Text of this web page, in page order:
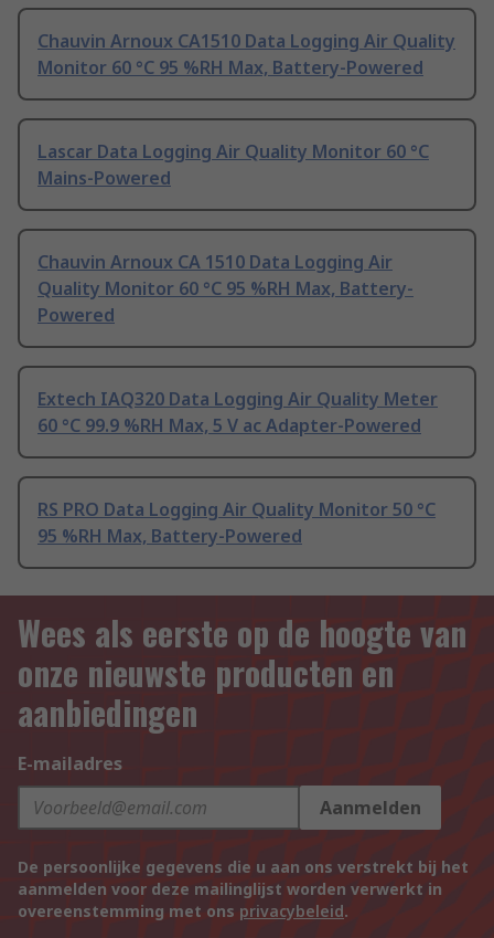
Chauvin Arnoux CA1510 Data Logging Air Quality
Monitor 60 °C 95 %RH Max, Battery-Powered
Lascar Data Logging Air Quality Monitor 60 °C
Mains-Powered
Chauvin Arnoux CA 1510 Data Logging Air
Quality Monitor 60 °C 95 %RH Max, Battery-
Powered
Extech IAQ320 Data Logging Air Quality Meter
60 °C 99.9 %RH Max, 5 V ac Adapter-Powered
RS PRO Data Logging Air Quality Monitor 50 °C
95 %RH Max, Battery-Powered
Wees als eerste op de hoogte van
onze nieuwste producten en
aanbiedingen
E-mailadres
Aanmelden
De persoonlijke gegevens die u aan ons verstrekt bij het
aanmelden voor deze mailinglijst worden verwerkt in
overeenstemming met ons privacybeleid.